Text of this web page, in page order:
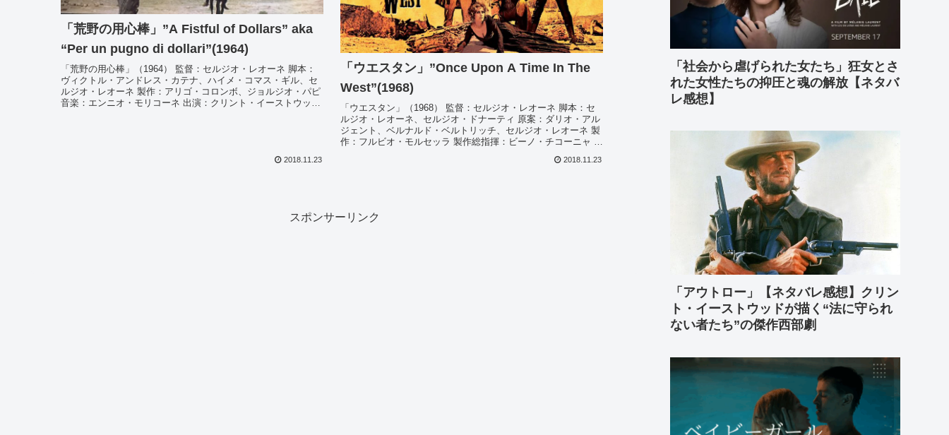
「荒野の用心棒」”A Fistful of Dollars” aka
“Per un pugno di dollari”(1964)
「荒野の用心棒」（1964） 監督：セルジオ・レオーネ 脚本：
ヴィクトル・アンドレス・カテナ、ハイメ・コマス・ギル、セ
ルジオ・レオーネ 製作：アリゴ・コロンボ、ジョルジオ・パピ
音楽：エンニオ・モリコーネ 出演：クリント・イーストウッ
2018.11.23
「ウエスタン」”Once Upon A Time In The
West”(1968)
「ウエスタン」（1968） 監督：セルジオ・レオーネ 脚本：セ
ルジオ・レオーネ、セルジオ・ドナーティ 原案：ダリオ・アル
ジェント、ベルナルド・ベルトリッチ、セルジオ・レオーネ 製
作：フルビオ・モルセッラ 製作総指揮：ビーノ・チコーニャ 音
2018.11.23
スポンサーリンク
「社会から虐げられた女たち」狂女とさ
れた女性たちの抑圧と魂の解放【ネタバ
レ感想】
「アウトロー」【ネタバレ感想】クリン
ト・イーストウッドが描く“法に守られ
ない者たち”の傑作西部劇